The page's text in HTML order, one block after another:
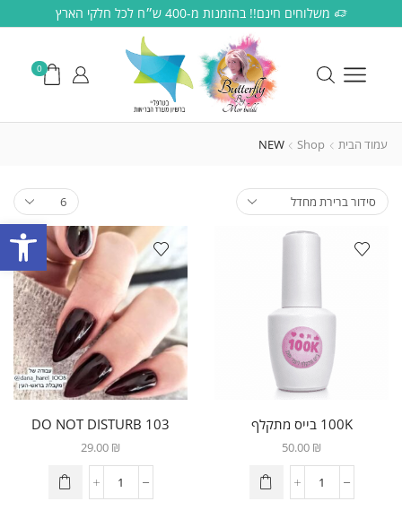
משלוחים חינם!! בהזמנות מ-400 ש״ח לכל חלקי הארץ
0
עמוד הבית Shop
NEW
100K בייס מתקלף
50.00 ₪
103 DO NOT DISTURB
29.00 ₪
פתח